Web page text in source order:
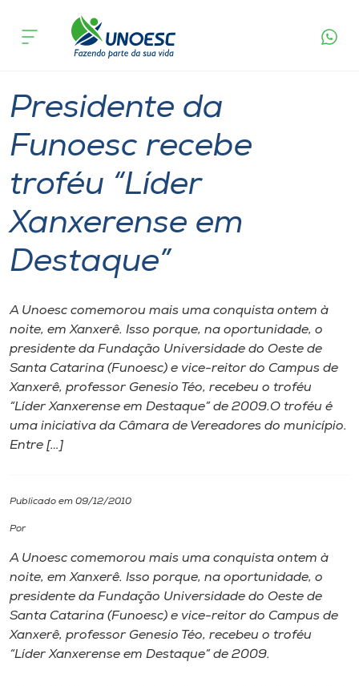
Cursos
Pesquisa
Atendimento ao Estudante
Portal de Ensino
Internacionalização
I.nova
Diplomados
Biblioteca
Editora
acontece
Presidente da
Funoesc recebe
troféu “Líder
Xanxerense em
Destaque”
A Unoesc comemorou mais uma conquista ontem à
noite, em Xanxerê. Isso porque, na oportunidade, o
presidente da Fundação Universidade do Oeste de
Santa Catarina (Funoesc) e vice-reitor do Campus de
Xanxerê, professor Genesio Téo, recebeu o troféu
“Líder Xanxerense em Destaque” de 2009.O troféu é
uma iniciativa da Câmara de Vereadores do município.
Entre […]
Publicado em 09/12/2010
Por
A Unoesc comemorou mais uma conquista ontem à
noite, em Xanxerê. Isso porque, na oportunidade, o
presidente da Fundação Universidade do Oeste de
Santa Catarina (Funoesc) e vice-reitor do Campus de
Xanxerê, professor Genesio Téo, recebeu o troféu
“Líder Xanxerense em Destaque” de 2009.